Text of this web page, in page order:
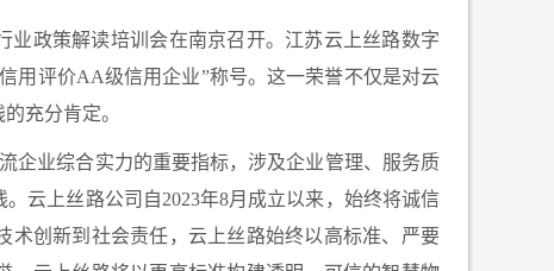
业政策解读培训会在南京召开。江苏云上丝路数字
用评价AA级信用企业”称号。这一荣誉不仅是对云
充分肯定。
企业综合实力的重要指标，涉及企业管理、服务质
云上丝路公司自2023年8月成立以来，始终将诚信
术创新到社会责任，云上丝路始终以高标准、严要